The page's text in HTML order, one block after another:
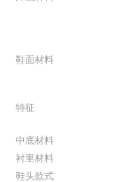
鞋面材料
特征
中底材料
衬里材料
鞋头款式